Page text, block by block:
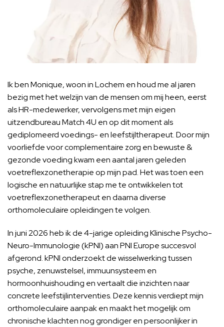
Ik ben Monique, woon in Lochem en houd me al jaren
bezig met het welzijn van de mensen om mij heen, eerst
als HR-medewerker, vervolgens met mijn eigen
uitzendbureau Match 4U en op dit moment als
gediplomeerd voedings- en leefstijltherapeut. Door mijn
voorliefde voor complementaire zorg en bewuste &
gezonde voeding kwam een aantal jaren geleden
voetreflexzonetherapie op mijn pad. Het was toen een
logische en natuurlijke stap me te ontwikkelen tot
voetreflexzonetherapeut en daarna diverse
orthomoleculaire opleidingen te volgen.
In juni 2026 heb ik de 4-jarige opleiding Klinische Psycho-
Neuro-Immunologie (kPNI) aan PNI Europe succesvol
afgerond. kPNI onderzoekt de wisselwerking tussen
psyche, zenuwstelsel, immuunsysteem en
hormoonhuishouding en vertaalt die inzichten naar
concrete leefstijlinterventies. Deze kennis verdiept mijn
orthomoleculaire aanpak en maakt het mogelijk om
chronische klachten nog grondiger en persoonlijker in